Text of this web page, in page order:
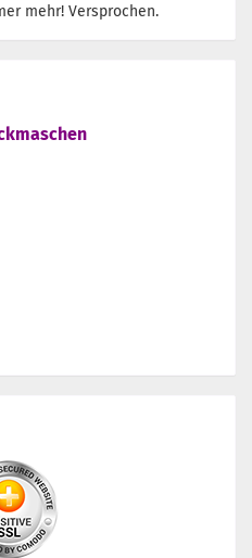
mehr! Versprochen.